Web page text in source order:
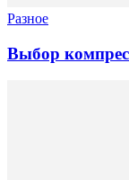
Разное
Выбор